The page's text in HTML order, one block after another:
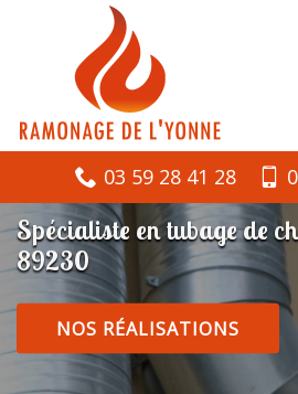
03 59 28 41 28
Spécialiste en tubage de
89230
NOS RÉALISATIONS